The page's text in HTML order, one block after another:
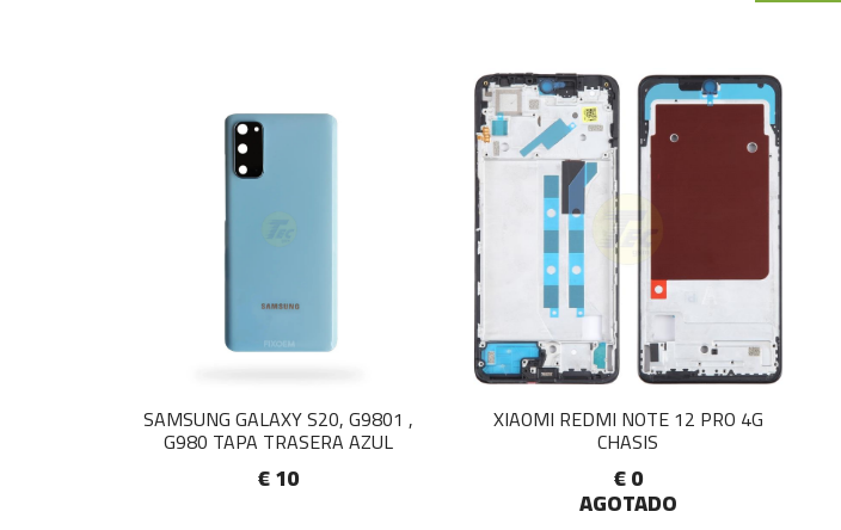
SAMSUNG GALAXY S20, G9801 ,
G980 TAPA TRASERA AZUL
€ 10
XIAOMI REDMI NOTE 12 PRO 4G
CHASIS
€ 0
AGOTADO